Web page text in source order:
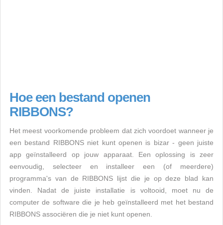
Hoe een bestand openen
RIBBONS?
Het meest voorkomende probleem dat zich voordoet wanneer je
een bestand RIBBONS niet kunt openen is bizar - geen juiste
app geïnstalleerd op jouw apparaat. Een oplossing is zeer
eenvoudig, selecteer en installeer een (of meerdere)
programma's van de RIBBONS lijst die je op deze blad kan
vinden. Nadat de juiste installatie is voltooid, moet nu de
computer de software die je heb geïnstalleerd met het bestand
RIBBONS associëren die je niet kunt openen.